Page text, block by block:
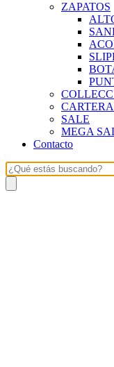
ZAPATOS
SALE
MEGA
Contacto